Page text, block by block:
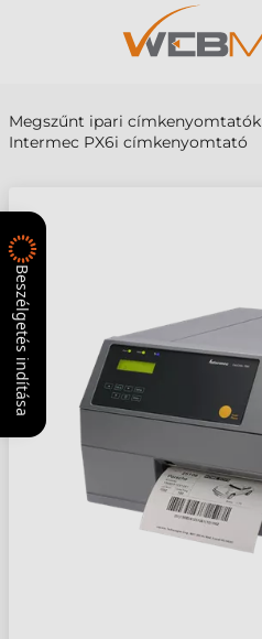
Megszűnt ipari címkenyomtatók
Intermec PX6i címkenyomtató
Beszélgetés indítása